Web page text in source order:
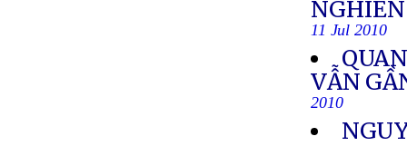
11 Jul 2010
VẪN
2010